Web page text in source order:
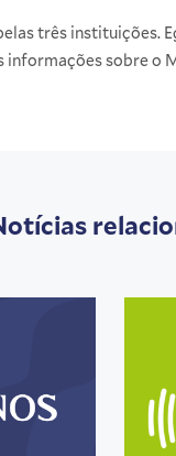
três instituições.
sobre o